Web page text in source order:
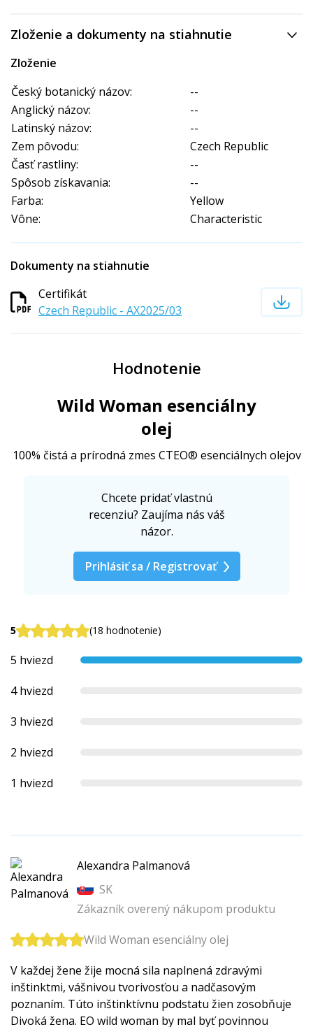
Zloženie a dokumenty na stiahnutie
Zloženie
Český botanický názov:
--
Anglický názov:
--
Latinský názov:
--
Zem pôvodu:
Czech Republic
Časť rastliny:
--
Spôsob získavania:
--
Farba:
Yellow
Vône:
Characteristic
Dokumenty na stiahnutie
Certifikát
Czech Republic - AX2025/03
Hodnotenie
Wild Woman esenciálny
olej
100% čistá a prírodná zmes CTEO® esenciálnych olejov
Chcete pridať vlastnú
recenziu? Zaujíma nás váš
názor.
Prihlásiť sa / Registrovať
5 (18 hodnotenie)
5 hviezd
4 hviezd
3 hviezd
2 hviezd
1 hviezd
Alexandra Palmanová
SK
Zákazník overený nákupom produktu
Wild Woman esenciálny olej
V každej žene žije mocná sila naplnená zdravými
inštinktmi, vášnivou tvorivosťou a nadčasovým
poznaním. Túto inštinktívnu podstatu žien zosobňuje
Divoká žena. EO wild woman by mal byť povinnou